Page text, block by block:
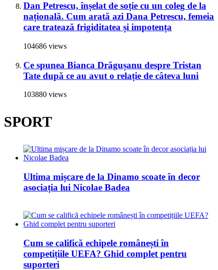
Dan Petrescu, înșelat de soție cu un coleg de la
națională. Cum arată azi Dana Petrescu, femeia
care tratează frigiditatea și impotența
104686 views
Ce spunea Bianca Drăgușanu despre Tristan
Tate după ce au avut o relație de câteva luni
103880 views
SPORT
Ultima mișcare de la Dinamo scoate în decor
asociația lui Nicolae Badea
Cum se califică echipele românești în
competițiile UEFA? Ghid complet pentru
suporteri